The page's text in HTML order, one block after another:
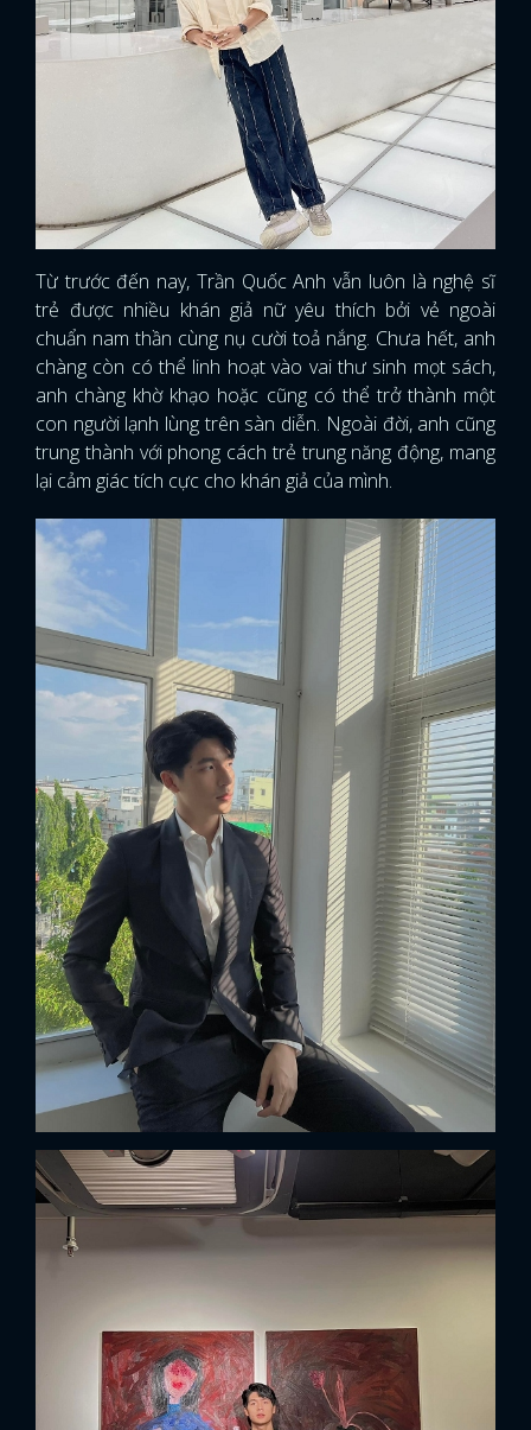
Từ trước đến nay, Trần Quốc Anh vẫn luôn là nghệ sĩ
trẻ được nhiều khán giả nữ yêu thích bởi vẻ ngoài
chuẩn nam thần cùng nụ cười toả nắng. Chưa hết, anh
chàng còn có thể linh hoạt vào vai thư sinh mọt sách,
anh chàng khờ khạo hoặc cũng có thể trở thành một
con người lạnh lùng trên sàn diễn. Ngoài đời, anh cũng
trung thành với phong cách trẻ trung năng động, mang
lại cảm giác tích cực cho khán giả của mình.